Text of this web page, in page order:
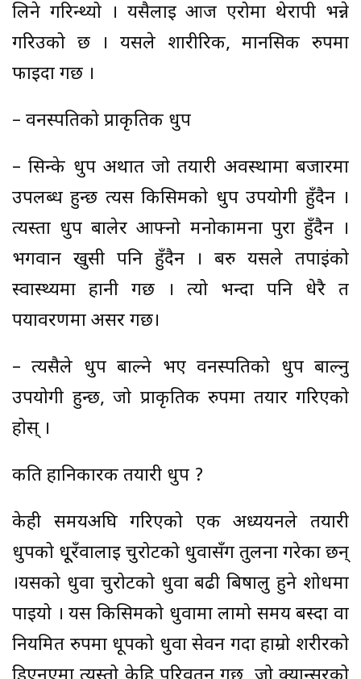
लिने गरिन्थ्यो । यसैलाई आज एरोमा थेरापी भन्ने
गरिउको छ । यसले शारीरिक, मानसिक रुपमा
फाइदा गर्छ ।
– वनस्पतिको प्राकृतिक धुप
– सिन्के धुप अर्थात जो तयारी अवस्थामा बजारमा
उपलब्ध हुन्छ त्यस किसिमको धुप उपयोगी हुँदैन ।
त्यस्ता धुप बालेर आफ्नो मनोकामना पुरा हुँदैन ।
भगवान खुसी पनि हुँदैन । बरु यसले तपाईंको
स्वास्थ्यमा हानी गर्छ । त्यो भन्दा पनि धेरै त
पर्यावरणमा असर गर्छ।
– त्यसैले धुप बाल्ने भए वनस्पतिको धुप बाल्नु
उपयोगी हुन्छ, जो प्राकृतिक रुपमा तयार गरिएको
होस् ।
कति हानिकारक तयारी धुप ?
केही समयअघि गरिएको एक अध्ययनले तयारी
धुपको धू्रँवालाई चुरोटको धुवासँग तुलना गरेका छन्
।यसको धुवा चुरोटको धुवा बढी बिषालु हुने शोधमा
पाइयो । यस किसिमको धुवामा लामो समय बस्दा वा
नियमित रुपमा धूपको धुवा सेवन गर्दा हाम्रो शरीरको